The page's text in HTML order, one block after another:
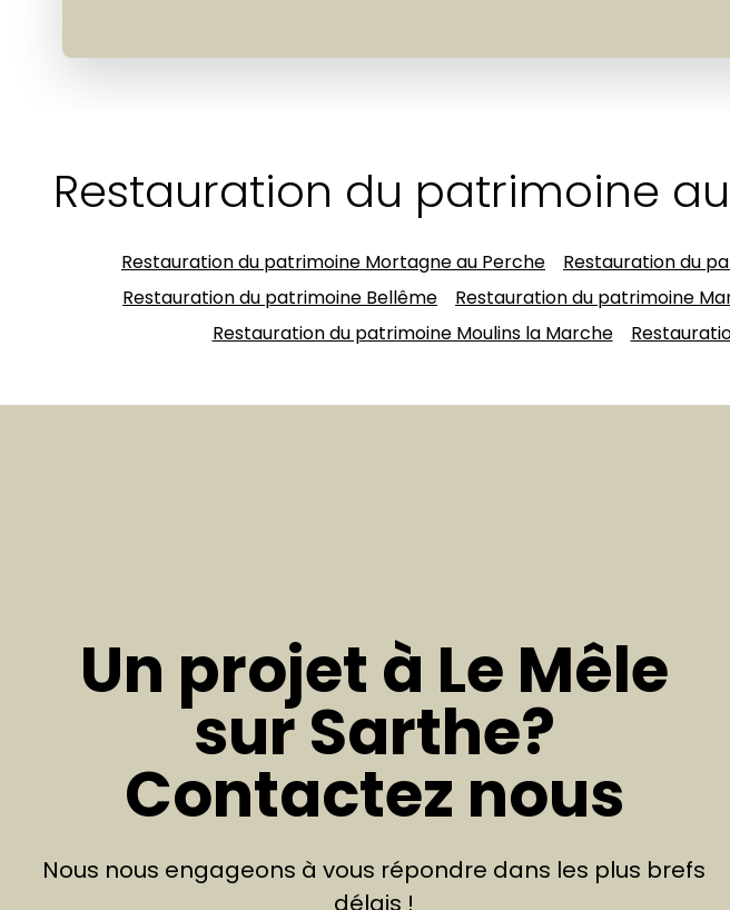
Restauration du patrimoine
Restauration du patrimoine Mortagne au Perche Restauration du
Restauration du patrimoine Bellême
Restauration du patrimoine
Restauration du patrimoine Moulins la Marche
Un projet à Le Mêle
sur Sarthe?
Contactez nous
Nous nous engageons à vous répondre dans les plus brefs
délais !